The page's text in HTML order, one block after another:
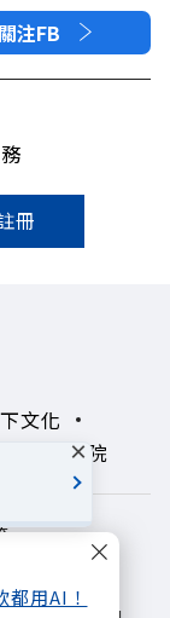
用AI！
關注FB
冊
文化
影響力學院
×